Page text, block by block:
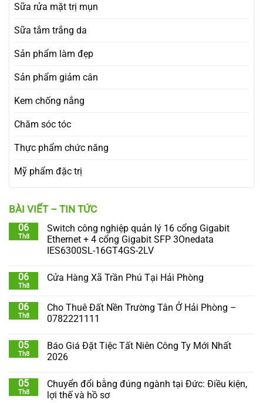
Sữa rửa mặt trị mụn
Sữa tắm trắng da
Sản phẩm làm đẹp
Sản phẩm giảm cân
Kem chống nắng
Chăm sóc tóc
Thực phẩm chức năng
Mỹ phẩm đặc trị
BÀI VIẾT – TIN TỨC
06
Th8
Switch công nghiệp quản lý 16 cổng Gigabit
Ethernet + 4 cổng Gigabit SFP 3Onedata
IES6300SL-16GT4GS-2LV
06
Th8
Cửa Hàng Xã Trần Phú Tại Hải Phòng
06
Th8
Cho Thuê Đất Nền Trường Tân Ở Hải Phòng –
0782221111
05
Th8
Báo Giá Đặt Tiệc Tất Niên Công Ty Mới Nhất
2026
05
Th8
Chuyển đổi bằng đúng ngành tại Đức: Điều kiện,
lợi thế và hồ sơ